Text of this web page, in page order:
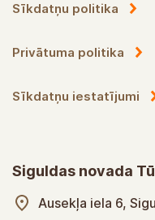
Sīkdatņu politika
Privātuma politika
Sīkdatņu iestatījumi
Siguldas novada
Ausekļa iela 6,